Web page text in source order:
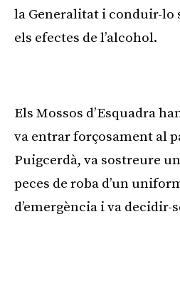
la Generalitat i conduir-lo
els efectes de l’alcohol.
Els Mossos d’Esquadra
va entrar forçosament al
Puigcerdà, va sostreure
peces de roba d’un
d’emergència i va decidir-